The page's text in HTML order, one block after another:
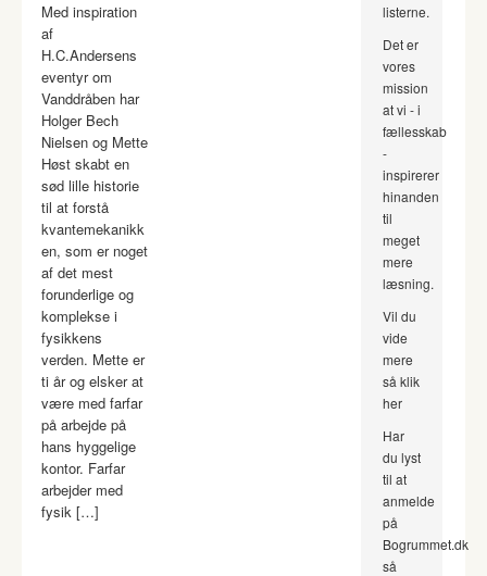
Med inspiration
af
H.C.Andersens
eventyr om
Vanddråben har
Holger Bech
Nielsen og Mette
Høst skabt en
sød lille historie
til at forstå
kvantemekanikk
en, som er noget
af det mest
forunderlige og
komplekse i
fysikkens
verden. Mette er
ti år og elsker at
være med farfar
på arbejde på
hans hyggelige
kontor. Farfar
arbejder med
fysik […]
listerne.
Det er
vores
mission
at vi - i
fællesskab
-
inspirerer
hinanden
til
meget
mere
læsning.
Vil du
vide
mere
så klik
her
Har
du lyst
til at
anmelde
på
Bogrummet.dk
så